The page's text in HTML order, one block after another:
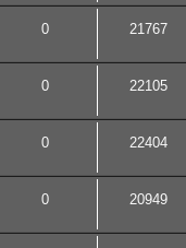
0 21767
0 22105
0 22404
0 20949